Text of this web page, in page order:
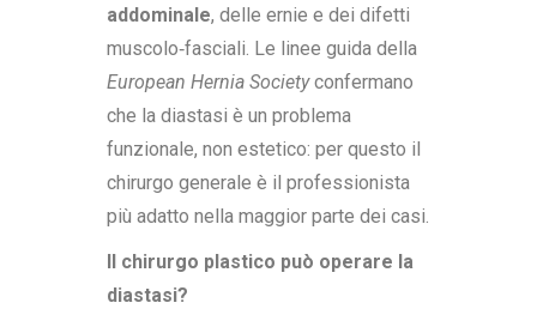
addominale, delle ernie e dei difetti
muscolo‑fasciali. Le linee guida della
European Hernia Societyconfermano
che la diastasi è un problema
funzionale, non estetico: per questo il
chirurgo generale è il professionista
più adatto nella maggior parte dei casi.
Il chirurgo plastico può operare la
diastasi?